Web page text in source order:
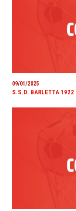
09/01/2025
S.S.D. BARLETTA 1922